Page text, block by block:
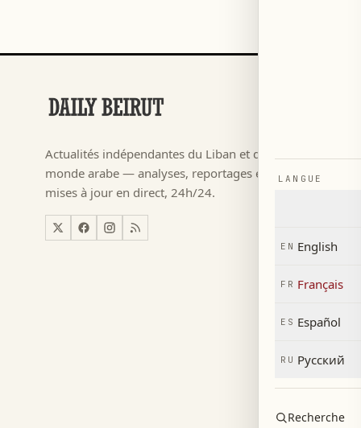
Actualités indépendantes du Liban et du
monde arabe — analyses, reportages et
mises à jour en direct, 24h/24.
٢٠٢٦
→ Actualités
Monde
LANGUE
EN English
FR Français
ES Español
RU Русский
Recherche